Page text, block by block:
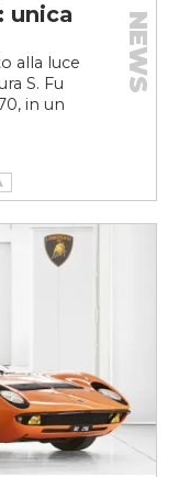
unica
alla luce
S. Fu
in un
NEWS